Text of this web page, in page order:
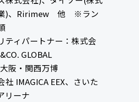
)、Ririmew 他 ※ラン
ティパートナー：株式会
GLOBAL
阪・関西万博
社 IMAGICA EEX、さいた
リーナ